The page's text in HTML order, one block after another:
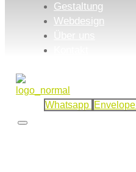
Gestaltung
Webdesign
Whatsapp Envelope